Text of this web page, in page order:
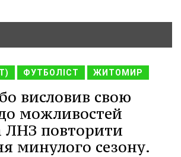
ФУТБОЛІСТ ЖИТОМИР
висловив свою
можливостей
ЛНЗ повторити
минулого сезону.